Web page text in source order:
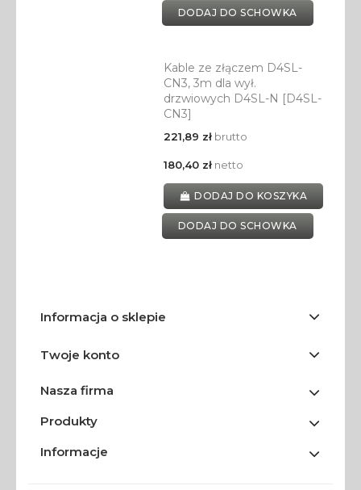
DODAJ DO SCHOWKA
Kable ze złączem D4SL-
CN3, 3m dla wył.
drzwiowych D4SL-N [D4SL-
CN3]
221,89 złbrutto
180,40 złnetto
DODAJ DO KOSZYKA
DODAJ DO SCHOWKA
Informacja o sklepie
Twoje konto
Nasza firma
Produkty
Informacje